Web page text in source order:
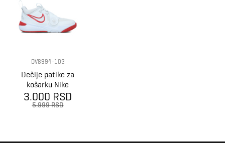
DV8994-102
Dečije patike za
košarku Nike
Team Hustle D
11 Ps
3.000 RSD
5.999 RSD